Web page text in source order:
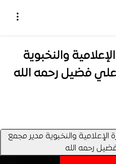
والنخبوية
فضيل رحمه الله
والنخبوية مدير مجمع
رحمه الله